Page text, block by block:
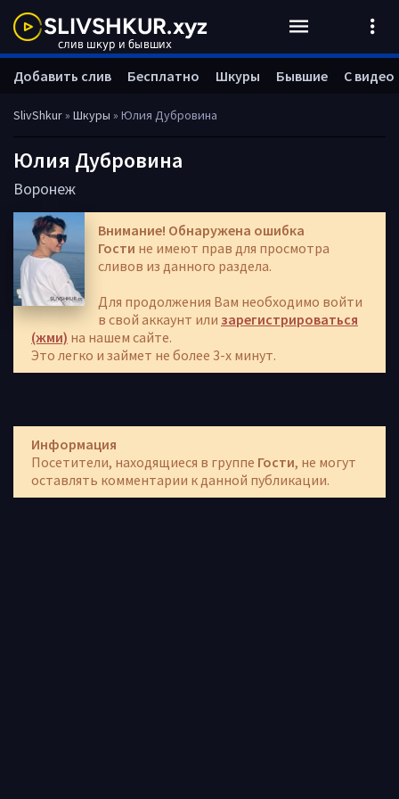
SlivShkur» Шкуры » Юлия Дубровина
Юлия Дубровина
Воронеж
Внимание! Обнаружена ошибка
Гости не имеют прав для просмотра
сливов из данного раздела.
Для продолжения Вам необходимо войти
в свой аккаунт или зарегистрироваться
(жми) на нашем сайте.
Это легко и займет не более 3-х минут.
Информация
Посетители, находящиеся в группе Гости, не могут
оставлять комментарии к данной публикации.
Добавить слив Бесплатно Шкуры Бывшие С видео